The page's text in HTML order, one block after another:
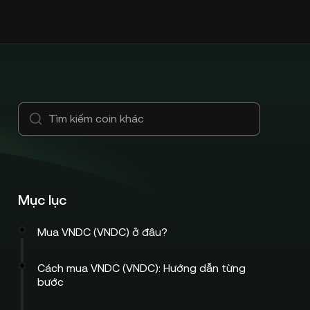
Mục lục
Mua VNDC (VNDC) ở đâu?
Cách mua VNDC (VNDC): Hướng dẫn từng
bước